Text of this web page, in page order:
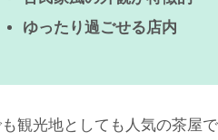
ゆったり過ごせる店内
観光地としても人気の茶屋で